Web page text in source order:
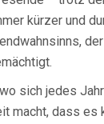
kürzer und
sich jedes
macht, dass es